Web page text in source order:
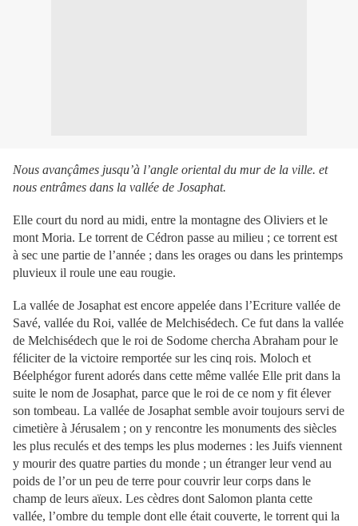
Nous avançâmes jusqu’à l’angle oriental du mur de la ville. et
nous entrâmes dans la vallée de Josaphat.
Elle court du nord au midi, entre la montagne des Oliviers et le
mont Moria. Le torrent de Cédron passe au milieu ; ce torrent est
à sec une partie de l’année ; dans les orages ou dans les printemps
pluvieux il roule une eau rougie.
La vallée de Josaphat est encore appelée dans l’Ecriture vallée de
Savé, vallée du Roi, vallée de Melchisédech. Ce fut dans la vallée
de Melchisédech que le roi de Sodome chercha Abraham pour le
féliciter de la victoire remportée sur les cinq rois. Moloch et
Béelphégor furent adorés dans cette même vallée Elle prit dans la
suite le nom de Josaphat, parce que le roi de ce nom y fit élever
son tombeau. La vallée de Josaphat semble avoir toujours servi de
cimetière à Jérusalem ; on y rencontre les monuments des siècles
les plus reculés et des temps les plus modernes : les Juifs viennent
y mourir des quatre parties du monde ; un étranger leur vend au
poids de l’or un peu de terre pour couvrir leur corps dans le
champ de leurs aïeux. Les cèdres dont Salomon planta cette
vallée, l’ombre du temple dont elle était couverte, le torrent qui la